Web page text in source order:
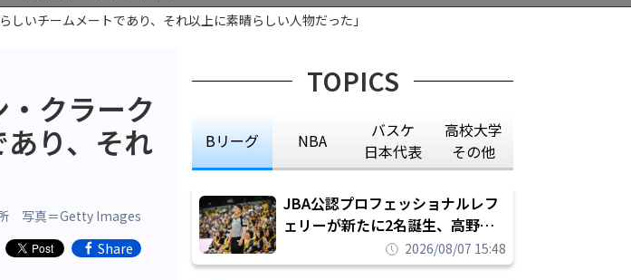
いチームメートであり、それ以上に素晴らしい人物だった」
・クラーク
り、それ
写真＝Getty Images
Share
TOPICS
Bリーグ NBA
バスケ
日本代表
高校大学
その他
JBA公認プロフェッショナルレフ
ェリーが新たに2名誕生、高野晃
平は16年間続けた会社員生活に別
れを告げてプロ転向を決断
2026/08/07 15:48